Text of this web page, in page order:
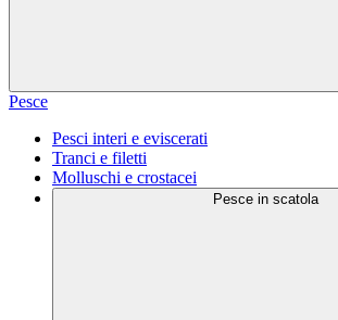
Pesce
Pesci interi e eviscerati
Tranci e filetti
Molluschi e crostacei
Pesce in scatola